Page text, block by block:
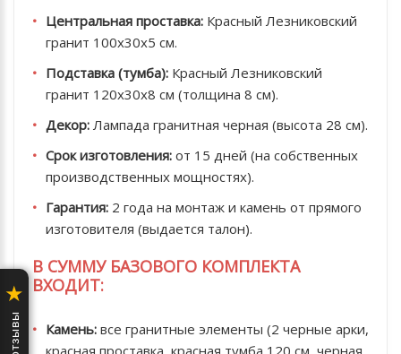
★
Центральная проставка: Красный Лезниковский
гранит 100х30х5 см.
Подставка (тумба): Красный Лезниковский
гранит 120х30х8 см (толщина 8 см).
Декор: Лампада гранитная черная (высота 28 см).
Срок изготовления: от 15 дней (на собственных
производственных мощностях).
Гарантия: 2 года на монтаж и камень от прямого
изготовителя (выдается талон).
В СУММУ БАЗОВОГО КОМПЛЕКТА
ВХОДИТ:
Камень: все гранитные элементы (2 черные арки,